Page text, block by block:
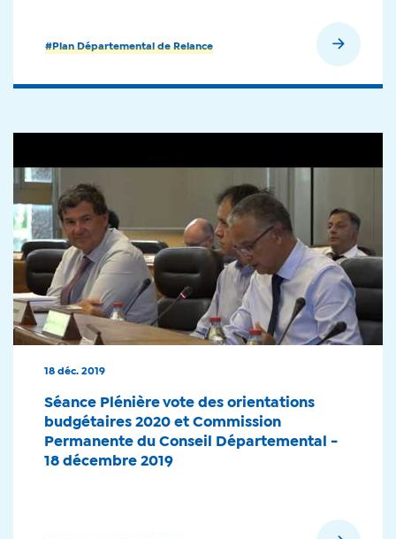
#Plan Départemental de Relance
18 déc. 2019
Séance Plénière vote des orientations
budgétaires 2020 et Commission
Permanente du Conseil Départemental -
18 décembre 2019